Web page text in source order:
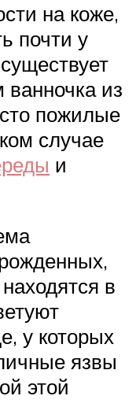
на коже,
почти у
ванночка из
пожилые
случае
и
в
у которых
язвы
этой